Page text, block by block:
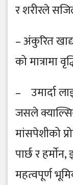
र शरीरले
– अंकुरित
को मात्रामा
– उमार्दा
जसले
मांसपेशीको
पार्छ र
महत्वपूर्ण